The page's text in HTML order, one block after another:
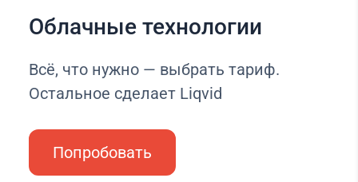
Облачные технологии
Всё, что нужно — выбрать тариф.
Остальное сделает Liqvid
Попробовать